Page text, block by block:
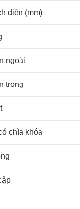
điện (mm)
ngoài
trong
chìa khóa